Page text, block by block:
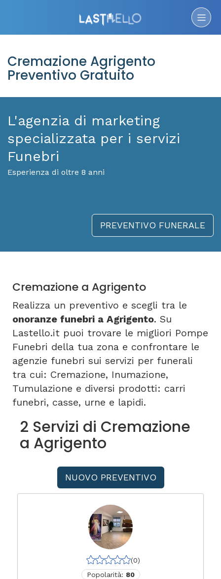
Cremazione Agrigento
Preventivo Gratuito
L'agenzia di marketing
specializzata per i servizi
Funebri
Esperienza di oltre 8 anni
PREVENTIVO FUNERALE
Cremazione a Agrigento
Realizza un preventivo e scegli tra le
onoranze funebri a Agrigento. Su
Lastello.it puoi trovare le migliori Pompe
Funebri della tua zona e confrontare le
agenzie funebri sui servizi per funerali
tra cui: Cremazione, Inumazione,
Tumulazione e diversi prodotti: carri
funebri, casse, urne e lapidi.
2 Servizi di Cremazione
a Agrigento
NUOVO PREVENTIVO
(0)
Popolarità: 80